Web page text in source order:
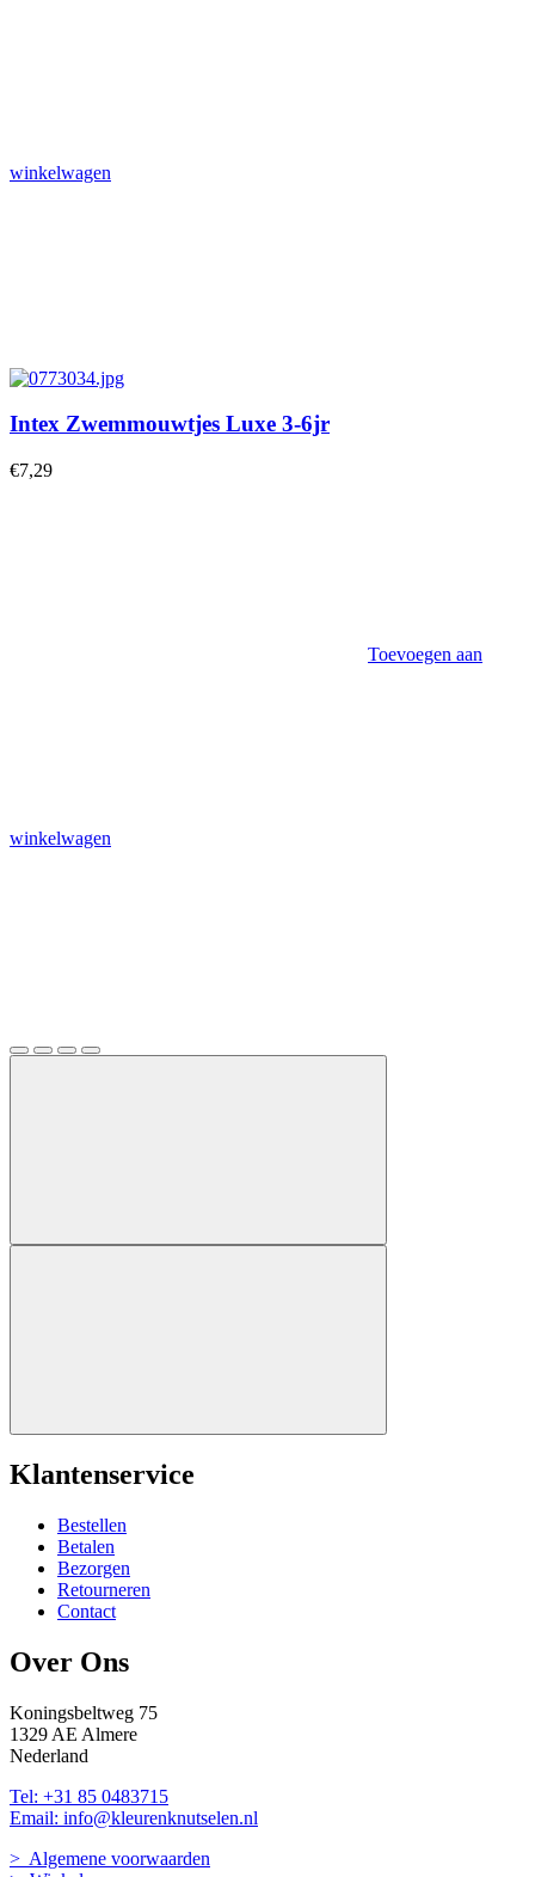
winkelwagen
Intex Zwemmouwtjes Luxe 3-6jr
€7,29
Toevoegen aan
winkelwagen
Klantenservice
Bestellen
Betalen
Bezorgen
Retourneren
Contact
Over Ons
Koningsbeltweg 75
1329 AE Almere
Nederland
Tel: +31 85 0483715
Email: info@kleurenknutselen.nl
> Algemene voorwaarden